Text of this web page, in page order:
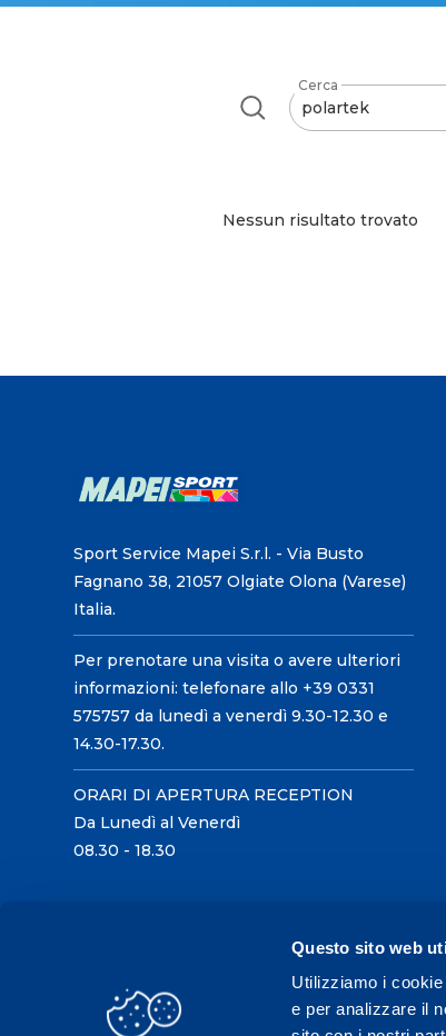
Questo sito web
Utilizziamo i
e per analizzare il
Cerca
Nessun risultato trovato
Sport Service Mapei S.r.l. - Via Busto
Fagnano 38, 21057 Olgiate Olona (Varese)
Italia.
Per prenotare una visita o avere ulteriori
informazioni: telefonare allo +39 0331
575757 da lunedì a venerdì 9.30-12.30 e
14.30-17.30.
ORARI DI APERTURA RECEPTION
Da Lunedì al Venerdì
08.30 - 18.30